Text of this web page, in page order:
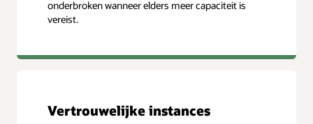
onderbroken wanneer elders meer capaciteit is
vereist.
Vertrouwelijke instances